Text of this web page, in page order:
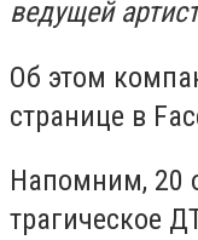
ведущей
Об этом
странице в
Напомним, 20
трагическое